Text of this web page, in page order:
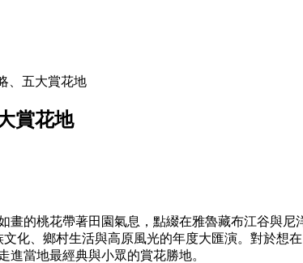
、五大賞花地
賞花地
的桃花帶著田園氣息，點綴在雅魯藏布江谷與
化、鄉村生活與高原風光的年度大匯演。對於想
當地最經典與小眾的賞花勝地。